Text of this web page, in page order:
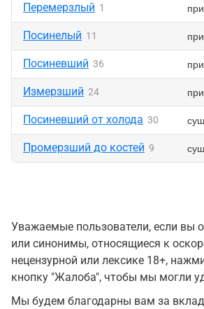
Перемерзлый 1
Посинелый 11
Посиневший 36
Измерзший 24
Посиневший от холода 30
Промерзший до костей 9
Уважаемые пользователи, если вы
или синонимы, относящиеся к
нецензурной или лексике 18+,
кнопку "Жалоба", чтобы мы могли
Мы будем благодарны вам за